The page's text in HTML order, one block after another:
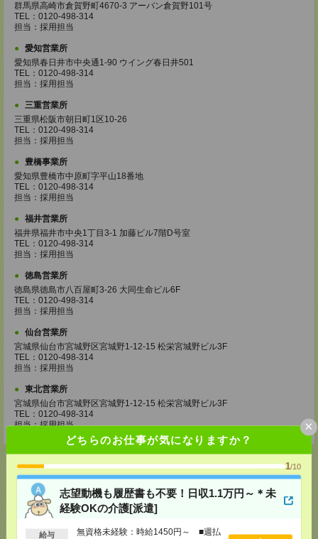
どちらのお仕事が気になりますか？
1/10
志望動機も履歴書も不要！日収1.1万円～＊未
経験OKの介護[派遣]
給与
無資格未経験：時給1450円～ ■週払
×
群馬県高崎市倉賀野町4670-3 アーバン倉賀野101号
TEL：0120-498-314
担当：採用担当
愛知営業所
愛知県春日井市中央通1-90 ウイング春日井501
TEL：0120-498-314
担当：採用担当
三重営業所
三重県松阪市朝日町1区10-26
TEL：0120-498-314
担当：採用担当
豊橋事業所
愛知県豊橋市中原町字平山18番地
TEL：0120-498-314
担当：採用担当
福井営業所
福井県福井市中央1丁目3-1 加藤ビル7階D号室
TEL：0120-498-314
担当：採用担当
徳島営業所
徳島県徳島市八百屋町3-26 大同生命ビル6F
TEL：0120-498-314
担当：採用担当
仙台営業所
宮城県仙台市宮城野区宮城野1-12-15 松栄宮城野ビル3F
TEL：0120-498-314
担当：採用担当
東北営業所
宮城県仙台市宮城野区宮城野1-12-15 松栄宮城野ビル3F
TEL：0120-498-314
担当：採用担当
応募ページへ